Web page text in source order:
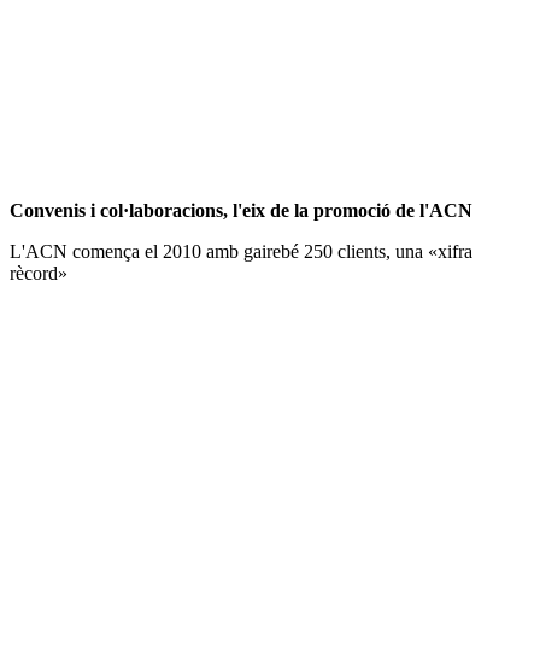
Convenis i col·laboracions, l'eix de la promoció de l'ACN
L'ACN comença el 2010 amb gairebé 250 clients, una «xifra
rècord»